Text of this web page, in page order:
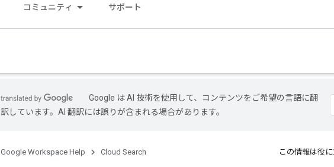
コミュニティ サポート
Google は AI 技術を使用して、コンテンツをご希望の言語に翻
訳しています。AI 翻訳には誤りが含まれる場合があります。
Google Workspace Help Cloud Search この情報は役